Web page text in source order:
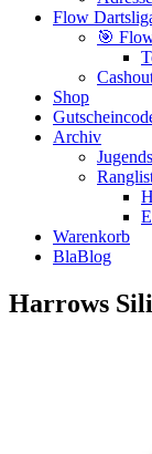
Flow
🎯
Shop
Archiv
Warenkorb
BlaBlog
Harrows